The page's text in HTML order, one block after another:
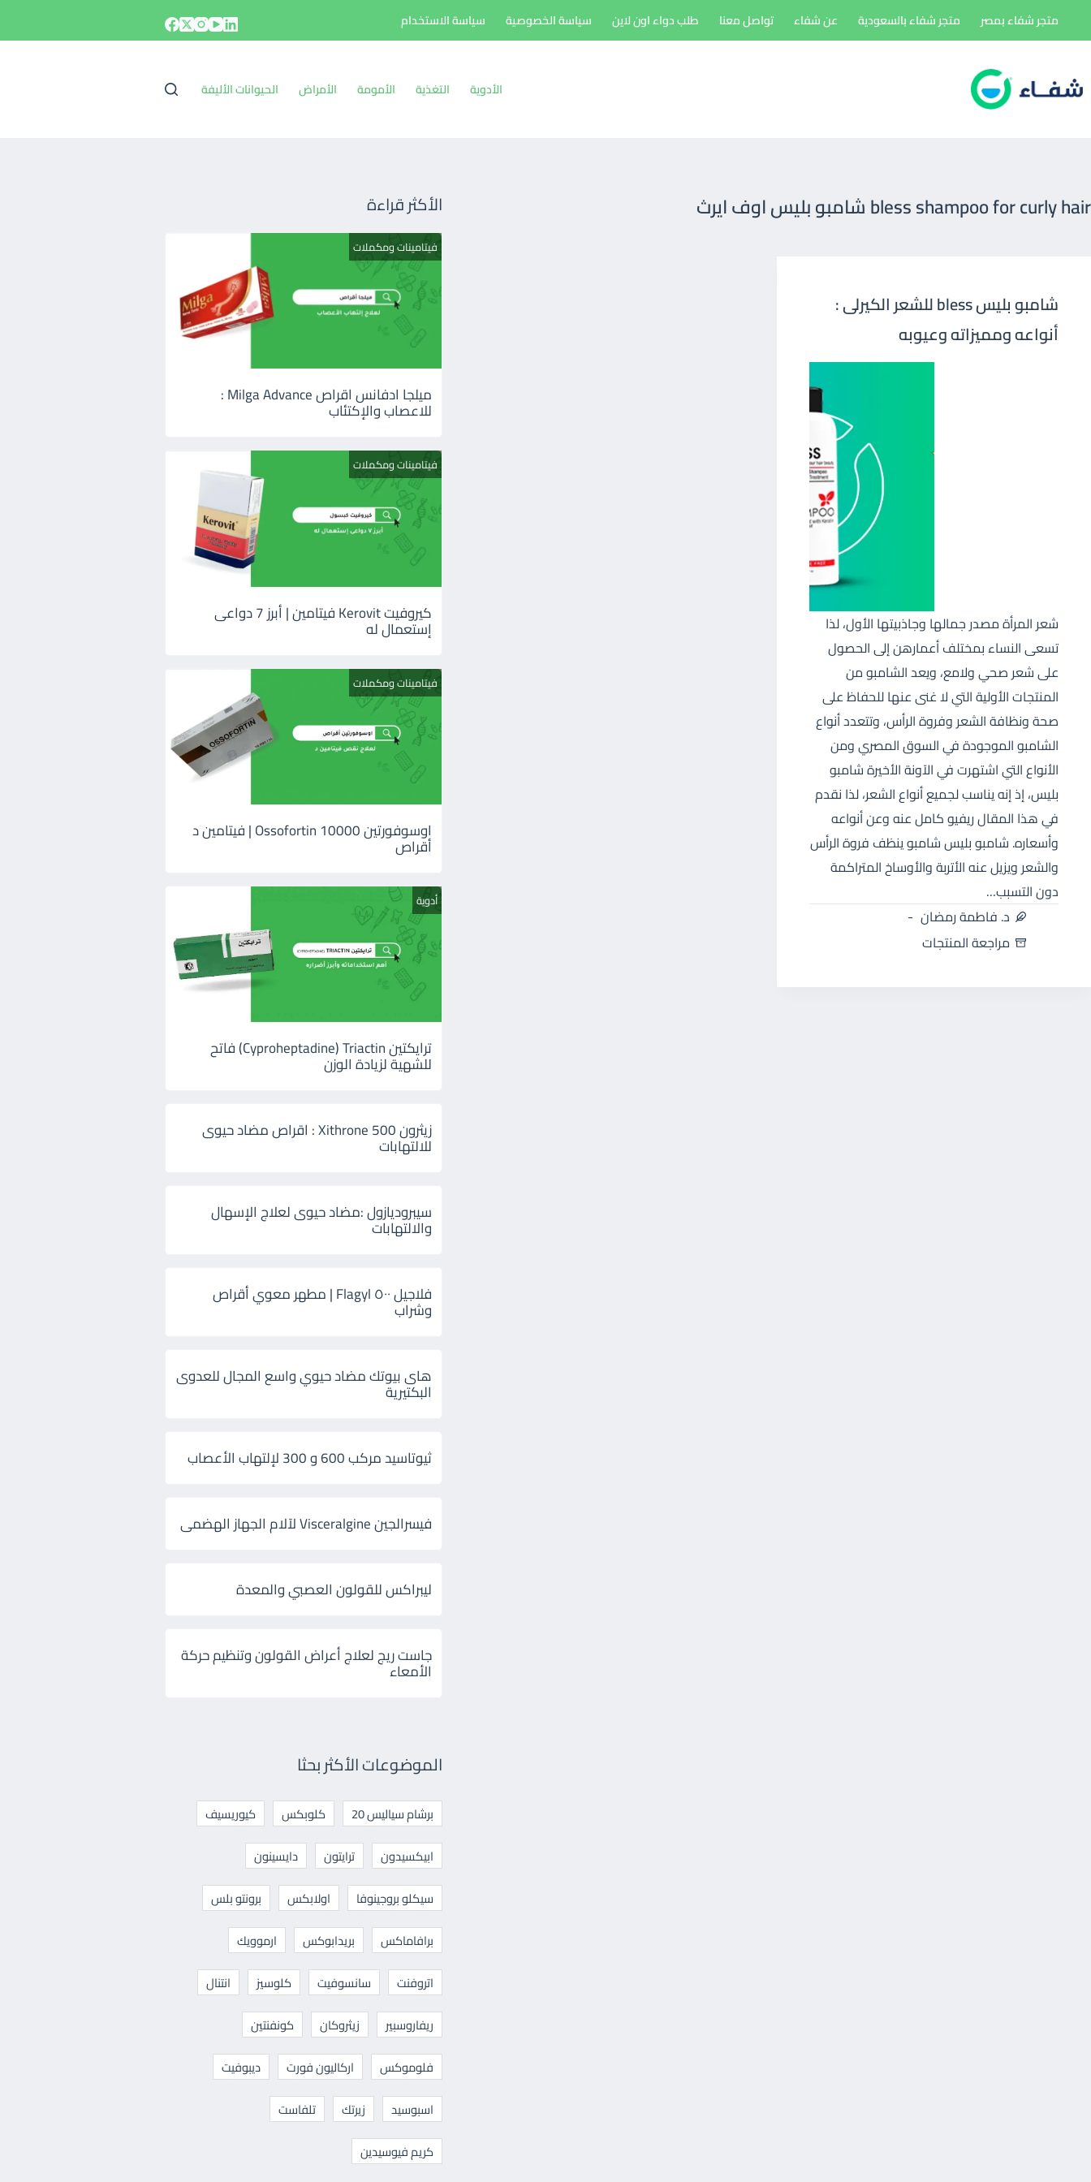
إلى
متجر شفاء بمصر متجر شفاء بالسعودية عن شفاء تواصل معنا طلب دواء اون لاين سياسة الخصوصية سياسة الاستخدام
الأدوية التغذية الأمومة الأمراض الحيوانات الأليفة
bless shampoo for curly hair شامبو بليس اوف ايرث
شامبو بليس bless للشعر الكيرلى :
أنواعه ومميزاته وعيوبه
شعر المرأة مصدر جمالها وجاذبيتها الأول، لذا
تسعى النساء بمختلف أعمارهن إلى الحصول
على شعر صحي ولامع، ويعد الشامبو من
المنتجات الأولية التي لا غنى عنها للحفاظ على
صحة ونظافة الشعر وفروة الرأس، وتتعدد أنواع
الشامبو الموجودة في السوق المصري ومن
الأنواع التي اشتهرت في الآونة الأخيرة شامبو
بليس، إذ إنه يناسب لجميع أنواع الشعر، لذا نقدم
في هذا المقال ريفيو كامل عنه وعن أنواعه
وأسعاره. شامبو بليس شامبو ينظف فروة الرأس
والشعر ويزيل عنه الأتربة والأوساخ المتراكمة
دون التسبب…
د. فاطمة رمضان
مراجعة المنتجات
الأكثر قراءة
فيتامينات ومكملات
ميلجا ادفانس اقراص Milga Advance :
للاعصاب والإكتئاب
فيتامينات ومكملات
كيروفيت Kerovit فيتامين | أبرز 7 دواعى
إستعمال له
فيتامينات ومكملات
اوسوفورتين 10000 Ossofortin | فيتامين د
أقراص
أدوية
ترايكتين Cyproheptadine) Triactin) فاتح
للشهية لزيادة الوزن
زيثرون 500 Xithrone : اقراص مضاد حيوى
للالتهابات
سيبروديازول :مضاد حيوى لعلاج الإسهال
والالتهابات
فلاجيل ٥٠٠ Flagyl | مطهر معوي أقراص
وشراب
هاى بيوتك مضاد حيوي واسع المجال للعدوى
البكتيرية
ثيوتاسيد مركب 600 و 300 لإلتهاب الأعصاب
فيسرالجين Visceralgine لآلام الجهاز الهضمى
ليبراكس للقولون العصبي والمعدة
جاست ريج لعلاج أعراض القولون وتنظيم حركة
الأمعاء
الموضوعات الأكثر بحثا
برشام سياليس 20 كلوبكس
كيوريسيف
ابيكسيدون
ترايتون
دايسينون
سيكلو بروجينوفا
اولابكس
برونتو بلس
برافاماكس
بريدابوكس
ارموويك
اتروفنت
سانسوفيت كلوسيز
انتنال
ريفاروسبير
زيثروكان
كونفنتين
فلوموكس
اركاليون فورت
ديبوفيت
اسبوسيد
زيرتك
تلفاست
كريم فيوسيدين